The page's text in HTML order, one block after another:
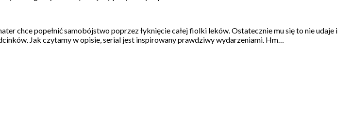
chce popełnić samobójstwo poprzez łyknięcie całej fiolki leków. Ostatecznie mu się to nie udaje i
Jak czytamy w opisie, serial jest inspirowany prawdziwy wydarzeniami. Hm…